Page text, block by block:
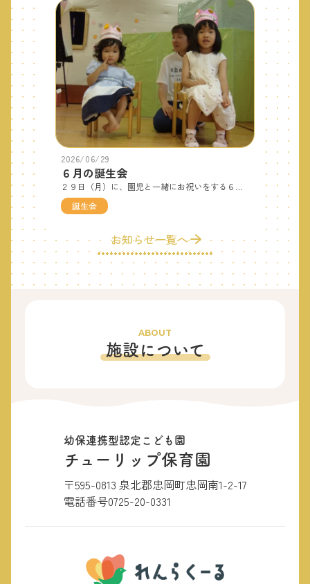
2026/06/29
６月の誕生会
誕生会
お知らせ一覧へ
ABOUT
施設について
幼保連携型認定こども園
チューリップ保育園
〒595-0813 泉北郡忠岡町忠岡南1-2-17
電話番号0725-20-0331